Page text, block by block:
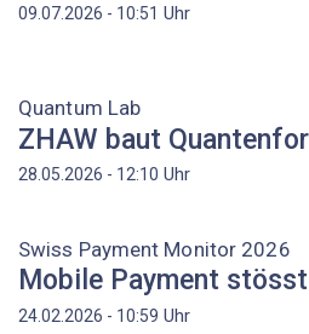
09.07.2026 - 10:51 Uhr
Quantum Lab
ZHAW baut
28.05.2026 - 12:10 Uhr
Swiss Payment Monitor 2026
Mobile Payment stösst
24.02.2026 - 10:59 Uhr